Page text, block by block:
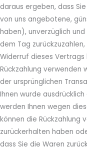
daraus ergeben, dass
von uns angebotene,
haben), unverzüglich
dem Tag
Widerruf dieses Vertrags
Rückzahlung verwenden
der ursprünglichen
Ihnen wurde
werden Ihnen wegen
können die Rückzahlung
zurückerhalten haben
dass Sie die Waren